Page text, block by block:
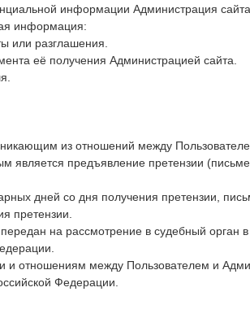
информации Администрация
информация:
или разглашения.
её получения Администрацией сайта.
из отношений между
является предъявление претензии
дней со дня получения претензии,
претензии.
на рассмотрение в судебный орган в
и отношениям между Пользователем и
Федерации.